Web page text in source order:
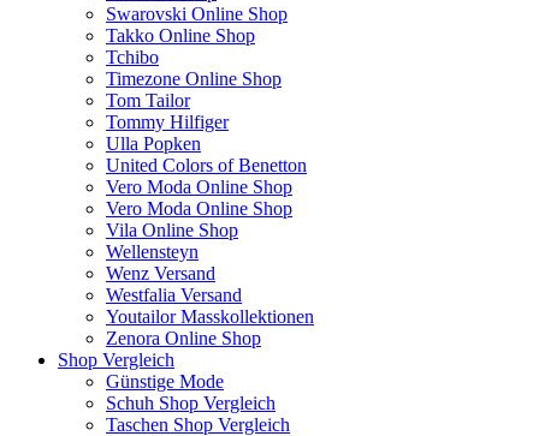
Swarovski Online Shop
Takko Online Shop
Tchibo
Timezone Online Shop
Tom Tailor
Tommy Hilfiger
Ulla Popken
United Colors of Benetton
Vero Moda Online Shop
Vero Moda Online Shop
Vila Online Shop
Wellensteyn
Wenz Versand
Westfalia Versand
Youtailor Masskollektionen
Zenora Online Shop
Shop Vergleich
Günstige Mode
Schuh Shop Vergleich
Taschen Shop Vergleich